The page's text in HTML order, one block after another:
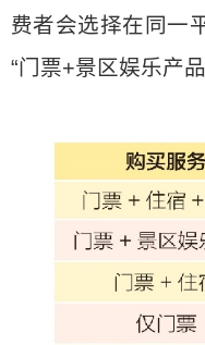
费者会选择在同一
“门票+景区娱乐产